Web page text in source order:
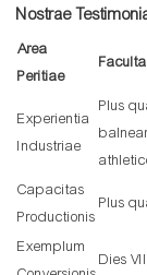
Nostrae
Area
Peritiae
Experientia
Industriae
Plus
Capacitas
Productionis
Plus
Exemplum
Dies